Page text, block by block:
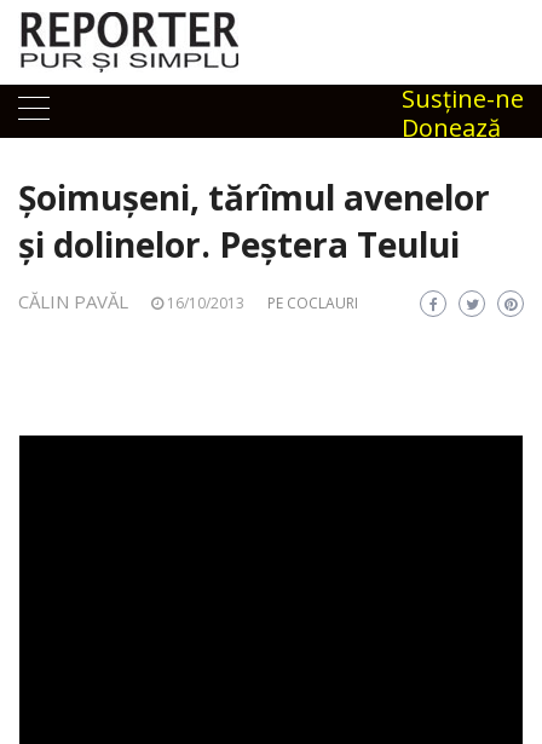
Skip
content
Susţine-ne
Donează
Șoimușeni, tărîmul avenelor
și dolinelor. Peștera Teului
CĂLIN PAVĂL 16/10/2013 PE COCLAURI